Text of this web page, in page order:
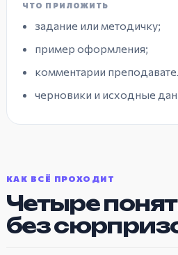
ЧТО ПРИЛОЖИТЬ
задание или методичку;
пример оформления;
комментарии
черновики и исходные
КАК ВСЁ ПРОХОДИТ
Четыре
без